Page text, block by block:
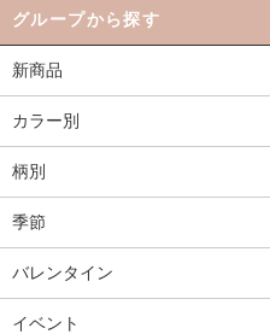
グループから探す
新商品
カラー別
柄別
季節
バレンタイン
イベント